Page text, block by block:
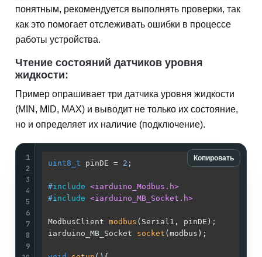
понятным, рекомендуется выполнять проверки, так
как это помогает отслеживать ошибки в процессе
работы устройства.
Чтение состояний датчиков уровня
жидкости:
Пример опрашивает три датчика уровня жидкости
(MIN, MID, MAX) и выводит не только их состояние,
но и определяет их наличие (подключение).
Копировать
1
2
3
4
5
6
7
8
9
uint8_t pinDE = 2 ;
#include <iarduino_Modbus.h>
#include <iarduino_MB_Socket.h>
ModbusClient modbus (Serial1, pinDE) ;
iarduino_MB_Socket socket (modbus) ;